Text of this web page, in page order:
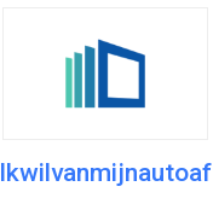
Ikwilvanmijnautoaf